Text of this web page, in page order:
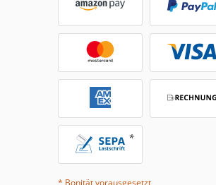
* Bonität vorausgesetzt